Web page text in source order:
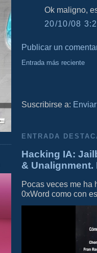
Ok maligno,
20/10/08
Publicar un
Entrada más reciente
Suscribirse a:
ENTRADA
Hacking IA:
&
Pocas veces me ha
0xWord como con